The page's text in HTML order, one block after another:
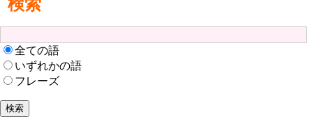
検索
全ての語
いずれかの語
フレーズ